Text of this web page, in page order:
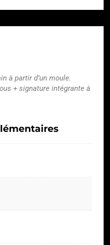
à partir d’un moule.
+ signature intégrante à